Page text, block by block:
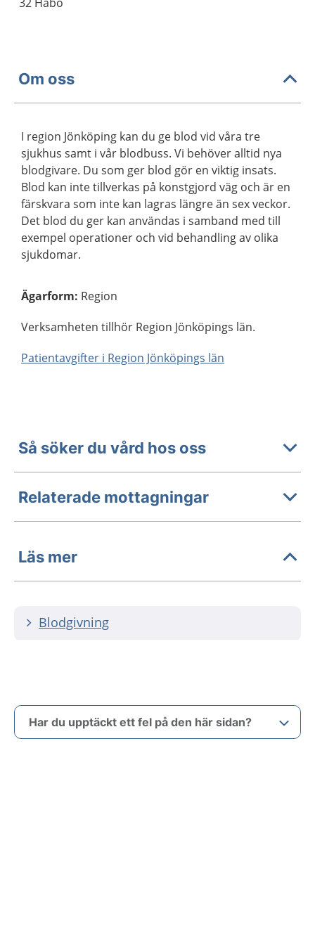
Om oss
I region Jönköping kan du ge blod vid våra tre
sjukhus samt i vår blodbuss. Vi behöver alltid nya
blodgivare. Du som ger blod gör en viktig insats.
Blod kan inte tillverkas på konstgjord väg och är en
färskvara som inte kan lagras längre än sex veckor.
Det blod du ger kan användas i samband med till
exempel operationer och vid behandling av olika
sjukdomar.
Ägarform: Region
Verksamheten tillhör Region Jönköpings län.
Patientavgifter i Region Jönköpings län
Så söker du vård hos oss
Relaterade mottagningar
Läs mer
Blodgivning
Har du upptäckt ett fel på den här sidan?